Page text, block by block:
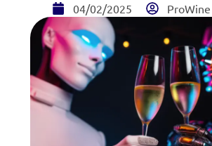
04/02/2025